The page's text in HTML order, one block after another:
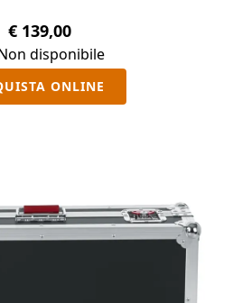
€ 139,00
disponibile
ONLINE